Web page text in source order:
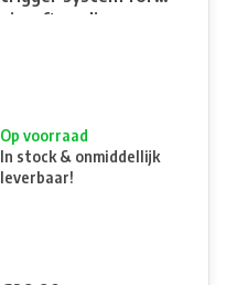
airsoft replicas
Op voorraad
In stock & onmiddellijk
leverbaar!